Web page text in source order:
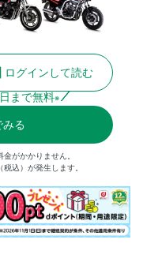
ログインして読む
日まで無料※
みる
がかかりません。
込）が発生します。